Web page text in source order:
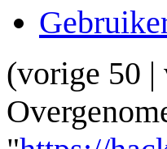
(vorige 50 |